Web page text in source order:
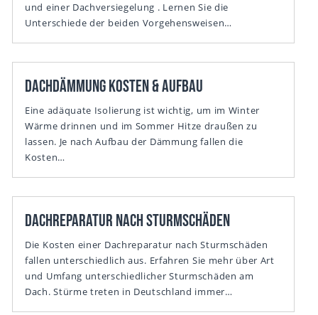
und einer Dachversiegelung . Lernen Sie die
Unterschiede der beiden Vorgehensweisen…
Dachdämmung Kosten & Aufbau
Eine adäquate Isolierung ist wichtig, um im Winter
Wärme drinnen und im Sommer Hitze draußen zu
lassen. Je nach Aufbau der Dämmung fallen die
Kosten…
Dachreparatur nach Sturmschäden
Die Kosten einer Dachreparatur nach Sturmschäden
fallen unterschiedlich aus. Erfahren Sie mehr über Art
und Umfang unterschiedlicher Sturmschäden am
Dach. Stürme treten in Deutschland immer…